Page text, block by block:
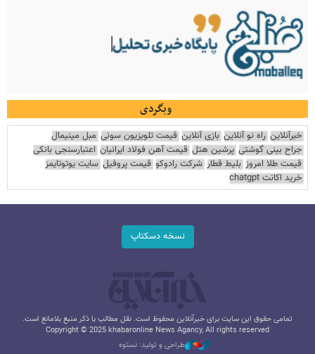
وبگردی
خبرآنلاین راه نو آنلاین بازی آنلاین قیمت تلویزیون سونی مبل مینیمال
جراح بینی گوشتی پرشین هتل قیمت آهن فولاد ایرانیان اعتبارسنجی بانکی
قیمت طلا امروز بلیط قطار شرکت رادوکو قیمت پروفیل سایت یوتوتایمز
خرید اکانت chatgpt
نسخه دسکتاپ
تمامی حقوق این سایت برای خبرآنلاین محفوظ است. نقل مطالب با ذکر منبع بلامانع است.
Copyright © 2025 khabaronline News Agancy, All rights reserved
طراحی و تولید: نستوه